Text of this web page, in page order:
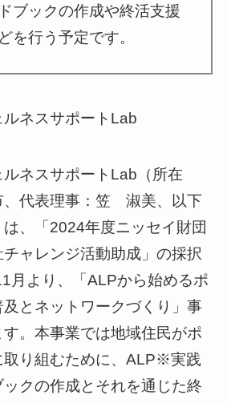
ブックの作成や終活支援
を行う予定です。
ネスサポートLab
ネスサポートLab（所在
、代表理事：笠 淑美、以下
は、「2024年度ニッセイ財団
ャレンジ活動助成」の採択
月より、「ALPから始めるポ
とネットワークづくり」事
。本事業では地域住民がポ
取り組むために、ALP※実践
クの作成とそれを通じた終